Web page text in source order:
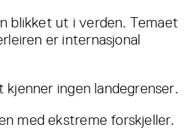
blikket ut i verden. Temaet
er internasjonal
kjenner ingen landegrenser.
med ekstreme forskjeller.